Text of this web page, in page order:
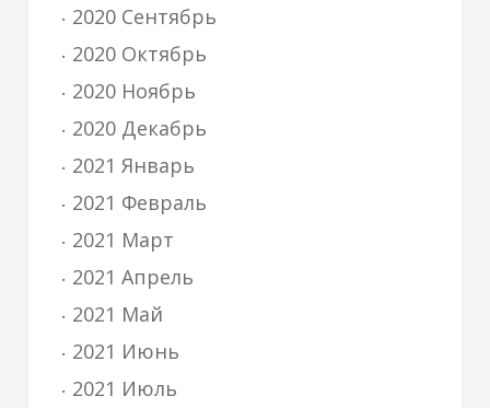
2020 Сентябрь
2020 Октябрь
2020 Ноябрь
2020 Декабрь
2021 Январь
2021 Февраль
2021 Март
2021 Апрель
2021 Май
2021 Июнь
2021 Июль